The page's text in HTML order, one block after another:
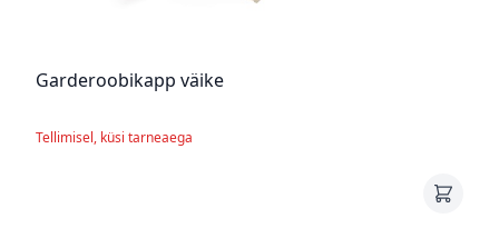
Garderoobikapp väike
Tellimisel, küsi tarneaega